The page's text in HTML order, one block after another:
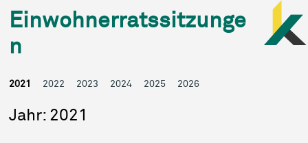
Einwohnerratssitzunge
n
2021 2022 2023 2024 2025 2026
Jahr: 2021